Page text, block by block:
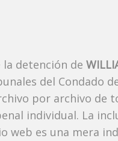
detención de
del Condado
por archivo de
individual. La
web es una mera